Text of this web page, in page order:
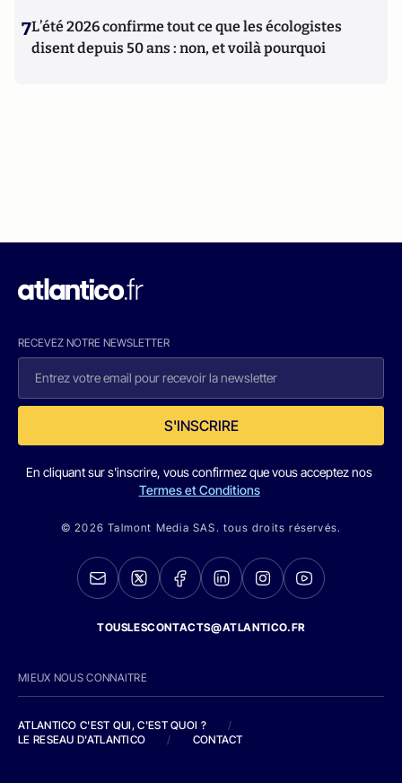
7L’été 2026 confirme tout ce que les écologistes
disent depuis 50 ans : non, et voilà pourquoi
RECEVEZ NOTRE NEWSLETTER
S'INSCRIRE
En cliquant sur s'inscrire, vous confirmez que vous acceptez nos
Termes et Conditions
© 2026 Talmont Media SAS. tous droits réservés.
TOUSLESCONTACTS@ATLANTICO.FR
MIEUX NOUS CONNAITRE
ATLANTICO C'EST QUI, C'EST QUOI ?
/
LE RESEAU D'ATLANTICO
/ CONTACT